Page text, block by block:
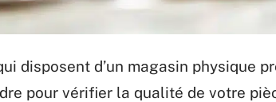
disposent d’un magasin physique
pour vérifier la qualité de votre